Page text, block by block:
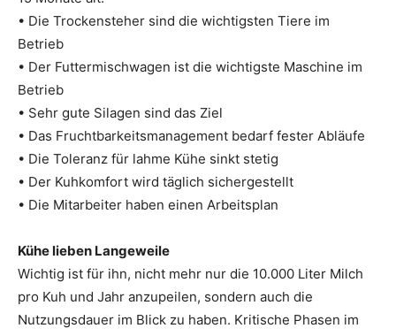
• Die Trockensteher sind die wichtigsten Tiere im
Betrieb
• Der Futtermischwagen ist die wichtigste Maschine im
Betrieb
• Sehr gute Silagen sind das Ziel
• Das Fruchtbarkeitsmanagement bedarf fester Abläufe
• Die Toleranz für lahme Kühe sinkt stetig
• Der Kuhkomfort wird täglich sichergestellt
• Die Mitarbeiter haben einen Arbeitsplan
Kühe lieben Langeweile
Wichtig ist für ihn, nicht mehr nur die 10.000 Liter Milch
pro Kuh und Jahr anzupeilen, sondern auch die
Nutzungsdauer im Blick zu haben. Kritische Phasen im